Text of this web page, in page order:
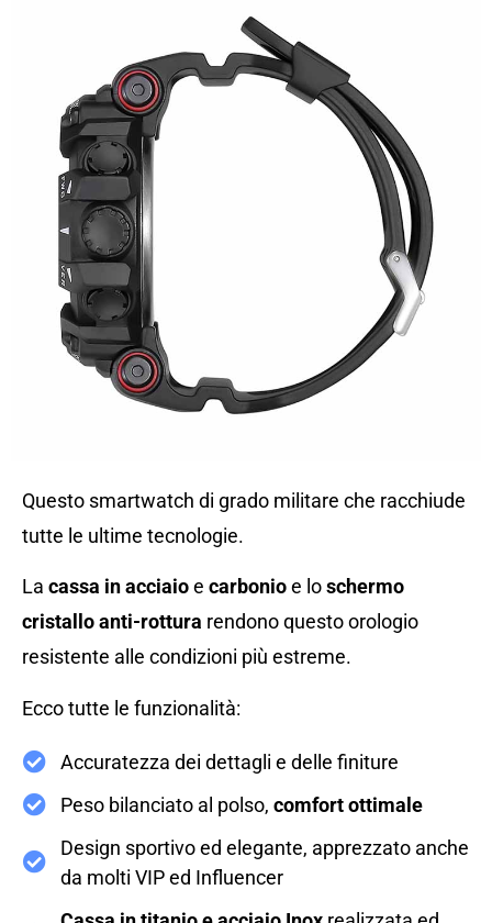
Questo smartwatch di grado militare che racchiude
tutte le ultime tecnologie.
La cassa in acciaioe carbonioe loschermo
cristallo anti-rottura rendono questo orologio
resistente alle condizioni più estreme.
Ecco tutte le funzionalità:
Accuratezza dei dettagli e delle finiture
Peso bilanciato al polso,comfort ottimale
Design sportivo ed elegante, apprezzato anche
da molti VIP ed Influencer